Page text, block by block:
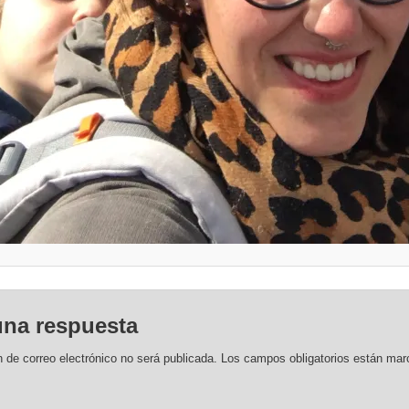
respuesta
de correo electrónico no será publicada. Los campos obligatorios están